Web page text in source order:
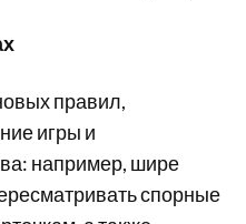
правил,
игры и
например, шире
спорные